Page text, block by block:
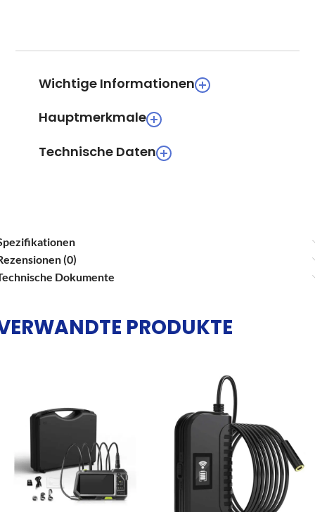
Wichtige Informationen
Hauptmerkmale
Technische Daten
(0)
Dokumente
PRODUKTE